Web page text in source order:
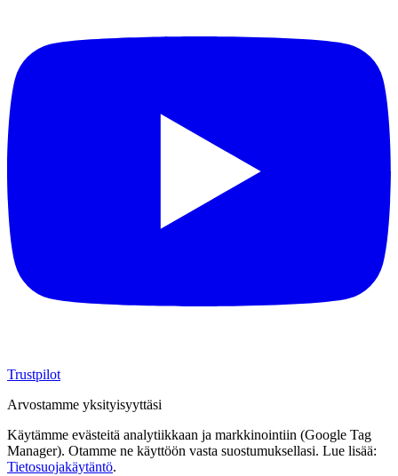
Trustpilot
Arvostamme yksityisyyttäsi
Käytämme evästeitä analytiikkaan ja markkinointiin (Google Tag
Manager). Otamme ne käyttöön vasta suostumuksellasi. Lue lisää:
Tietosuojakäytäntö.